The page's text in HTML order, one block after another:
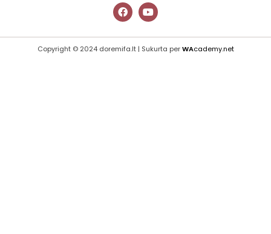
Copyright © 2024 doremifa.lt | Sukurta perWAcademy.net